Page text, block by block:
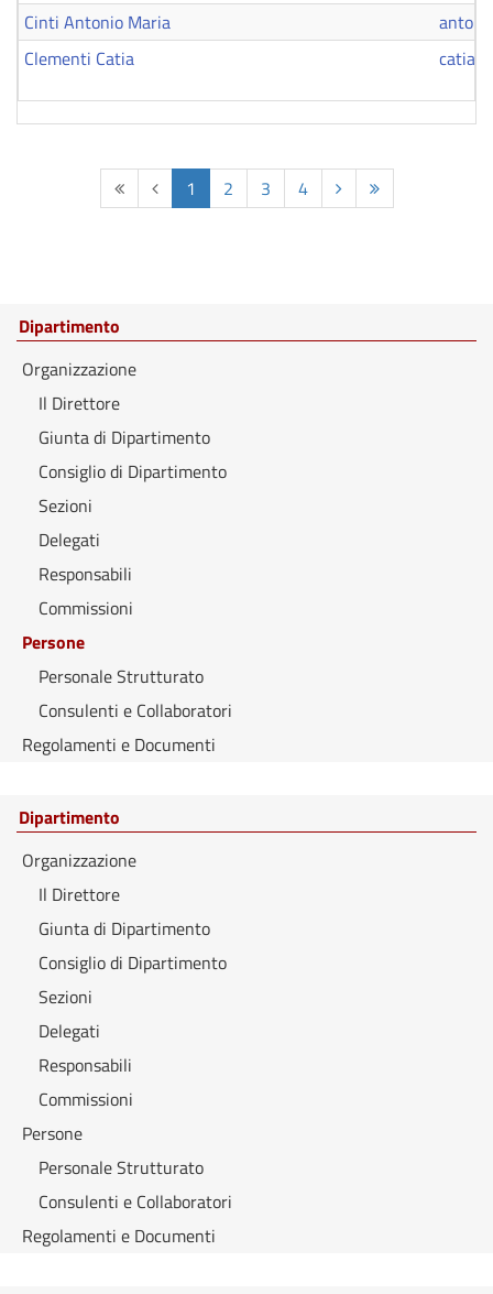
Cinti Antonio Maria
Clementi Catia
1 2 3 4
Dipartimento
Organizzazione
Il Direttore
Giunta di Dipartimento
Consiglio di Dipartimento
Sezioni
Delegati
Responsabili
Commissioni
Persone
Personale Strutturato
Consulenti e Collaboratori
Regolamenti e Documenti
Dipartimento
Organizzazione
Il Direttore
Giunta di Dipartimento
Consiglio di Dipartimento
Sezioni
Delegati
Responsabili
Commissioni
Persone
Personale Strutturato
Consulenti e Collaboratori
Regolamenti e Documenti